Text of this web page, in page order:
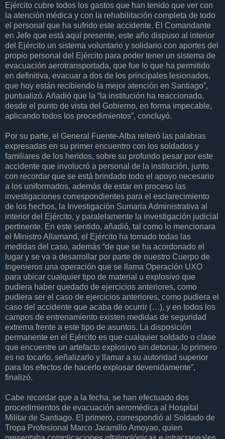
Ejército cubre todos los gastos que han tenido que ver con
la atención médica y con la rehabilitación completa de todo
el personal que ha sufrido este accidente. El Comandante
en Jefe que está aquí presente, este año dispuso al interior
del Ejército un sistema voluntario y solidario con aportes del
propio personal del Ejército para poder tener un sistema de
evacuación aerotransportada, que fue lo que ha permitido
en definitiva, evacuar a dos de los principales lesionados,
que hoy están recibiendo la mejor atención en Santiago”,
puntualizó. Añadió que la “la institución ha reaccionado,
desde el punto de vista del Gobierno, en forma impecable,
aplicando todos los procedimientos”, concluyó.
Por su parte, el General Fuente-Alba reiteró las palabras
expresadas en su primer encuentro con los soldados y
familiares de los heridos, sobre su profundo pesar por este
accidente que involucró a personal de la institución, junto
con recordar que se está brindado todo el apoyo necesario
a los uniformados, además de estar en proceso las
investigaciones correspondientes para el esclarecimiento
de los hechos, la Investigación Sumaria Administrativa al
interior del Ejército, y paralelamente la investigación judicial
pertinente. En este sentido, añadió, tal como lo mencionara
el Ministro Allamand, el Ejército ha tomado todas las
medidas del caso, además “de que se ha acordonado el
lugar y se va a desarrollar por parte de nuestro Cuerpo de
Ingenieros una operación que se llama Operación UXO
para ubicar cualquier tipo de material u explosivo que
pudiera haber quedado de ejercicios anteriores, como
pudiera ser el caso de ejercicios anteriores, como pudiera el
caso del accidente que acaba de ocurrir (…), y en todos los
campos de entrenamiento existen medidas de seguridad
extrema frente a este tipo de asuntos. La disposición
permanente en el Ejército es que cualquier soldado o clase
que encuentre un artefacto explosivo sin detonar, lo primero
es no tocarlo, señalizarlo y llamar a su autoridad superior
para los efectos de hacerlo explosar devenidamente”,
finalizó.
Cabe recordar que a la fecha, se han efectuado dos
procedimientos de evacuación aeromédica al Hospital
Militar de Santiago. El primero, correspondió al Soldado de
Tropa Profesional Marco Jaramillo Amoyao, quien